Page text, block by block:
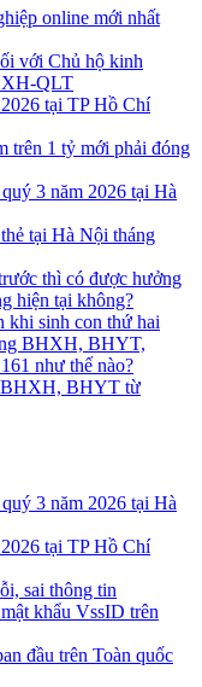
online mới nhất
với Chủ hộ kinh
QLT
tại TP Hồ Chí
trên 1 tỷ mới phải đóng
3 năm 2026 tại Hà
tại Hà Nội tháng
thì có được hưởng
hiện tại không?
khi sinh con thứ hai
BHXH, BHYT,
như thế nào?
BHXH, BHYT từ
3 năm 2026 tại Hà
tại TP Hồ Chí
sai thông tin
khẩu VssID trên
đầu trên Toàn quốc